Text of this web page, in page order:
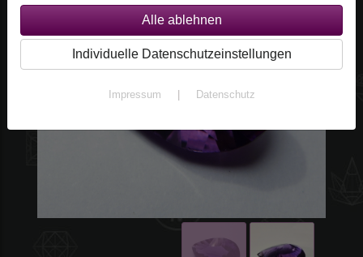
Individuelle Datenschutzeinstellungen
Impressum Datenschutz